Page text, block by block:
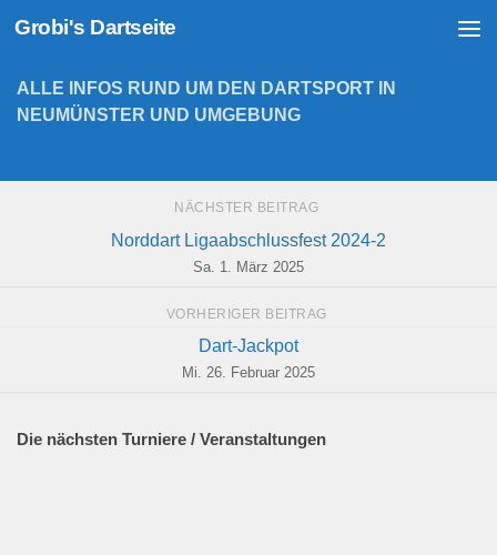
Zum Inhalt springen
Grobi's Dartseite
ALLE INFOS RUND UM DEN DARTSPORT IN
NEUMÜNSTER UND UMGEBUNG
NÄCHSTER BEITRAG
Norddart Ligaabschlussfest 2024-2
Sa. 1. März 2025
VORHERIGER BEITRAG
Dart-Jackpot
Mi. 26. Februar 2025
Die nächsten Turniere / Veranstaltungen